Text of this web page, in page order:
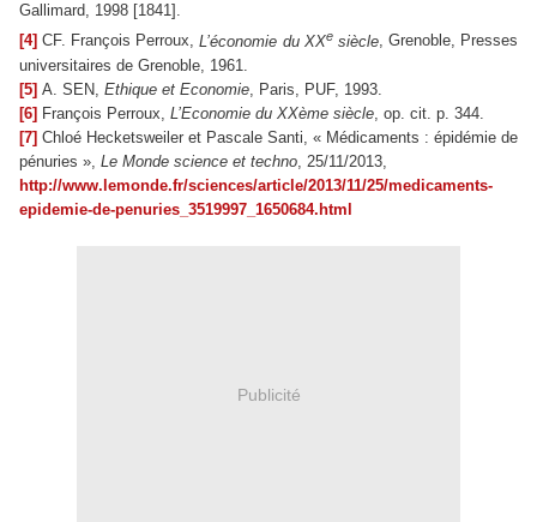
Gallimard, 1998 [1841].
[4] CF. François Perroux,L’économie du XXesiècle, Grenoble, Presses
universitaires de Grenoble, 1961.
[5] A. SEN, Ethique et Economie , Paris, PUF, 1993.
[6] François Perroux, L’Economie du XXème siècle , op. cit. p. 344.
[7] Chloé Hecketsweiler et Pascale Santi, « Médicaments : épidémie de
pénuries », Le Monde science et techno , 25/11/2013,
http://www.lemonde.fr/sciences/article/2013/11/25/medicaments-
epidemie-de-penuries_3519997_1650684.html
Publicité